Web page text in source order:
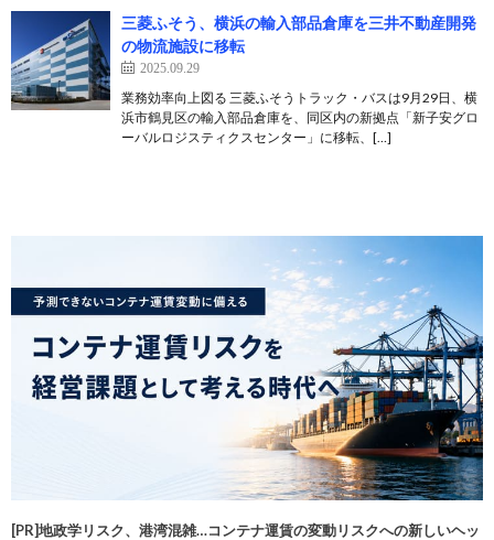
三菱ふそう、横浜の輸入部品倉庫を三井不動産開発
の物流施設に移転
2025.09.29
業務効率向上図る 三菱ふそうトラック・バスは9月29日、横
浜市鶴見区の輸入部品倉庫を、同区内の新拠点「新子安グロ
ーバルロジスティクスセンター」に移転、[…]
[PR]地政学リスク、港湾混雑…コンテナ運賃の変動リスクへの新しいヘッ